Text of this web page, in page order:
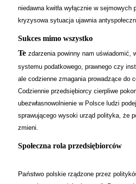
niedawna kwitła wyłącznie w
kryzysowa sytuacja ujawnia
Sukces mimo wszystko
Te zdarzenia powinny nam uświadomić,
systemu podatkowego, prawnego czy
ale codzienne zmagania prowadzące do
Codziennie przedsiębiorcy cierpliwe
ubezwłasnowolnienie w Polsce ludzi
sprawującego wysoki urząd polityka, że
zmieni.
Społeczna rola przedsiębiorców
Państwo polskie rządzone przez